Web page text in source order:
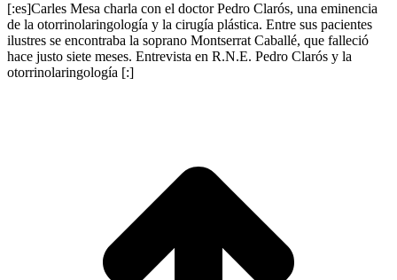
[:es]Carles Mesa charla con el doctor Pedro Clarós, una eminencia
de la otorrinolaringología y la cirugía plástica. Entre sus pacientes
ilustres se encontraba la soprano Montserrat Caballé, que falleció
hace justo siete meses. Entrevista en R.N.E. Pedro Clarós y la
otorrinolaringología [:]